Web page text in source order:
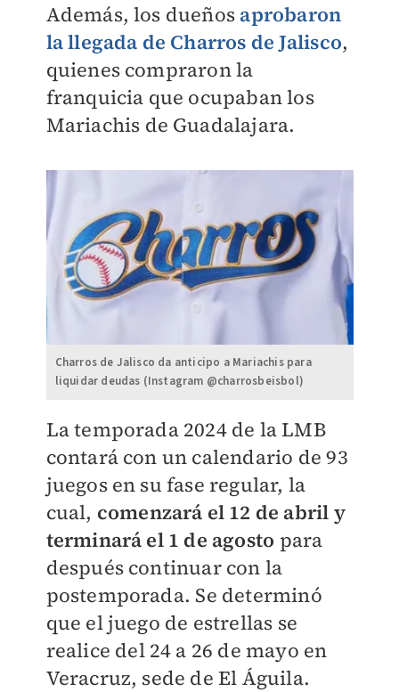
Además, los dueños aprobaron
la llegada de Charros de Jalisco,
quienes compraron la
franquicia que ocupaban los
Mariachis de Guadalajara.
Charros de Jalisco da anticipo a Mariachis para
liquidar deudas (Instagram @charrosbeisbol)
La temporada 2024 de la LMB
contará con un calendario de 93
juegos en su fase regular, la
cual, comenzará el 12 de abril y
terminará el 1 de agosto para
después continuar con la
postemporada. Se determinó
que el juego de estrellas se
realice del 24 a 26 de mayo en
Veracruz, sede de El Águila.